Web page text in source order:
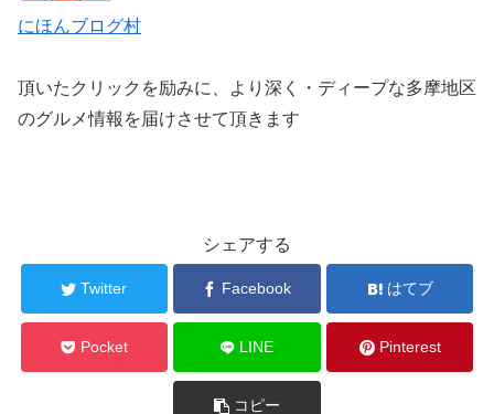
にほんブログ村
頂いたクリックを励みに、より深く・ディープな多摩地区
のグルメ情報を届けさせて頂きます
シェアする
Twitter Facebook はてブ
Pocket LINE Pinterest
コピー